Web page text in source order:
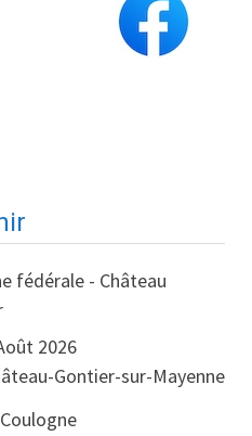
fédérale - Château
2026
Gontier-sur-Mayenne